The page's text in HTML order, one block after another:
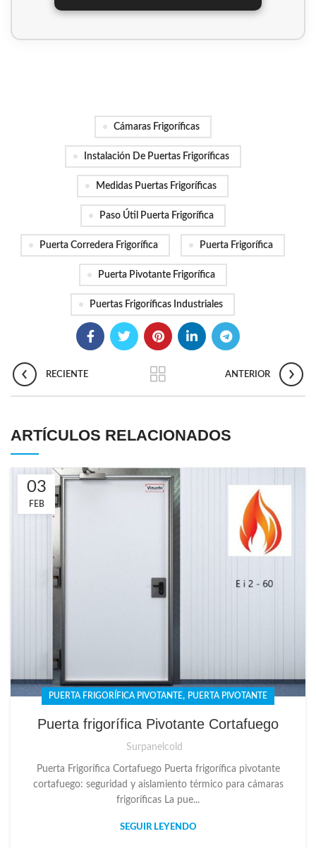
Cámaras Frigoríficas
Instalación De Puertas Frigoríficas
Medidas Puertas Frigoríficas
Paso Útil Puerta Frigorífica
Puerta Corredera Frigorífica Puerta Frigorífica
Puerta Pivotante Frigorífica
Puertas Frigoríficas Industriales
RECIENTE ANTERIOR
ARTÍCULOS RELACIONADOS
03
FEB
PUERTA FRIGORÍFICA PIVOTANTE, PUERTA PIVOTANTE
Puerta frigorífica Pivotante Cortafuego
Surpanelcold
Puerta Frigorífica Cortafuego Puerta frigorífica pivotante
cortafuego: seguridad y aislamiento térmico para cámaras
frigoríficas La pue...
SEGUIR LEYENDO